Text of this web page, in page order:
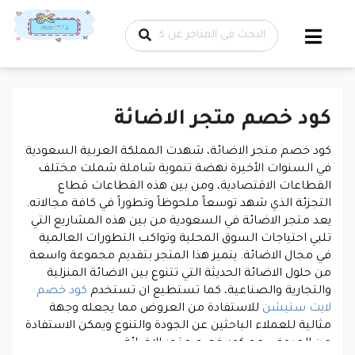
تخطي إلى
المحتوى
كود خصم متجر الاضائة
كود خصم متجر الاضائة، شهدت المملكة العربية السعودية
في السنوات الأخيرة نهضة تنموية شاملة شملت مختلف
القطاعات الاقتصادية، ومن بين هذه القطاعات قطاع
التجزئة الذي شهد توسعاً ملحوظاً وتطوراً في كافة مجالاته.
يعد متجر الاضائة في السعودية من بين هذه المشاريع التي
تلبي احتياجات السوق المحلية وتواكب التطورات العالمية
في مجال الاضائة. يتميز هذا المتجر بتقديم مجموعة واسعة
من حلول الاضائة الحديثة التي تتنوع بين الاضائة المنزلية
والتجارية والصناعية، كما تستطيع ان تستخدم كود خصم
لايت ستيشن للاستفادة من العروض مما يجعله وجهة
مثالية للعملاء الباحثين عن الجودة والتنوع ويمكن الاستفادة
من العروض مع كود خصم متجر الاضائة.